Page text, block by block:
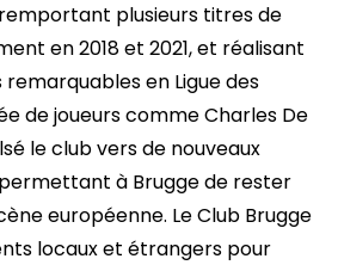
plusieurs titres de
en 2018 et 2021, et réalisant
en Ligue des
de joueurs comme Charles De
le club vers de nouveaux
à Brugge de rester
européenne. Le Club Brugge
locaux et étrangers pour